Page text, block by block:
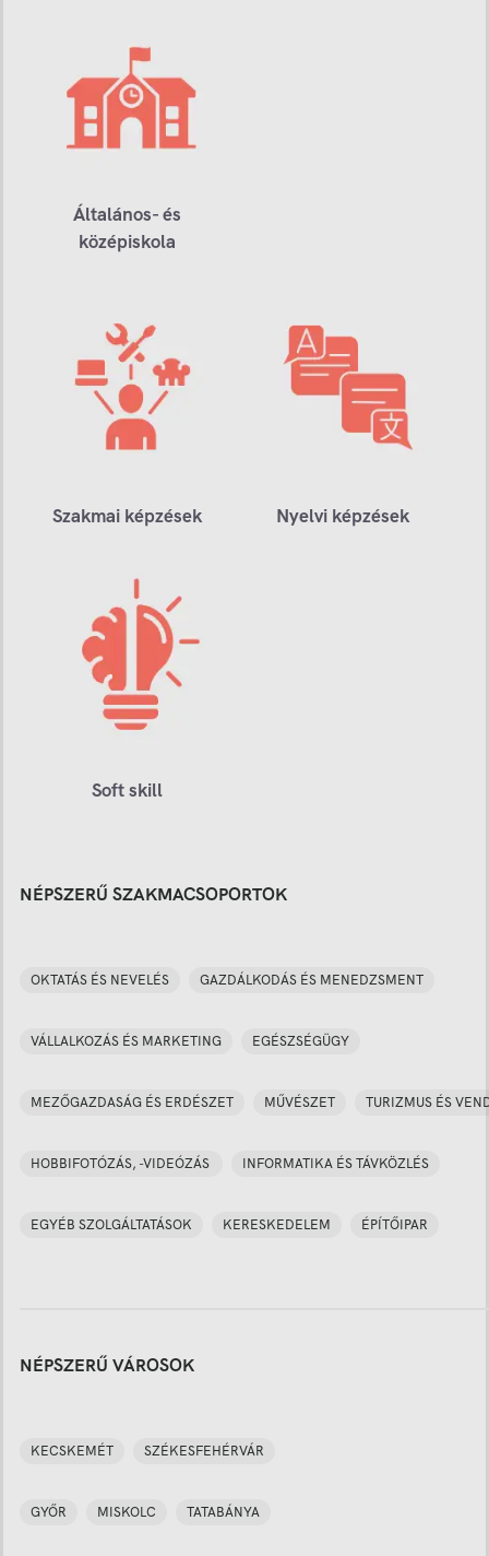
Általános- és
középiskola
Szakmai képzések Nyelvi képzések
Soft skill
NÉPSZERŰ SZAKMACSOPORTOK
OKTATÁS ÉS NEVELÉS GAZDÁLKODÁS ÉS MENEDZSMENT
VÁLLALKOZÁS ÉS MARKETING EGÉSZSÉGÜGY
MEZŐGAZDASÁG ÉS ERDÉSZET MŰVÉSZET TURIZMUS ÉS
HOBBIFOTÓZÁS, -VIDEÓZÁS INFORMATIKA ÉS TÁVKÖZLÉS
EGYÉB SZOLGÁLTATÁSOK KERESKEDELEM ÉPÍTŐIPAR
NÉPSZERŰ VÁROSOK
KECSKEMÉT SZÉKESFEHÉRVÁR
GYŐR MISKOLC TATABÁNYA